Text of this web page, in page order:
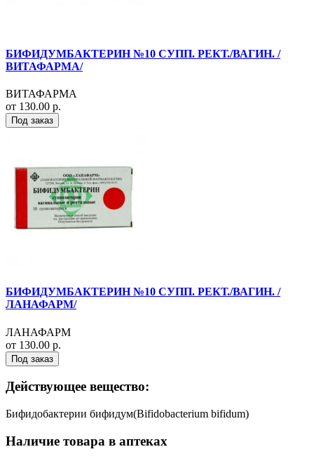
БИФИДУМБАКТЕРИН №10 СУПП. РЕКТ./ВАГИН. /
ВИТАФАРМА/
ВИТАФАРМА
от 130.00 р.
Под заказ
БИФИДУМБАКТЕРИН №10 СУПП. РЕКТ./ВАГИН. /
ЛАНАФАРМ/
ЛАНАФАРМ
от 130.00 р.
Под заказ
Действующее вещество:
Бифидобактерии бифидум(Bifidobacterium bifidum)
Наличие товара в аптеках